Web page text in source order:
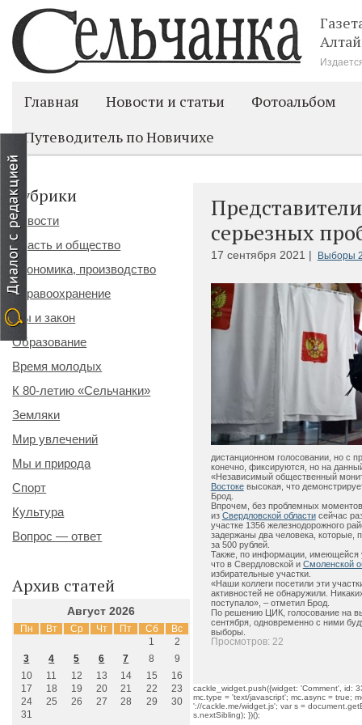
Главная Новости и статьи
Фотоальбом
Путеводитель по Новичихе
серьезных
17 сентября 2021 | Выборы
дистанционном голосовании, но с
конечно, фиксируются, но на
«Независимый общественный
Востокевысокая, что
Брод.
Впрочем, без проблемных
из Свердловской областисейчас
участке 1356 железнодорожного
задержаны два человека, которые,
за 500 рублей.
Также, по информации, имеющейся
что в Свердловской и Смоленской
избирательные участки.
«Наши коллеги посетили эти
активностей не обнаружили.
поступало», – отметил Брод.
По решению ЦИК, голосование на
сентября, одновременно с ними
выборы.
Просмотров: 22
cackle_widget.push({widget: 'Comment', id:
mc.type = 'text/javascript'; mc.async = true;
'://cackle.me/widget.js'; var s =
s.nextSibling); })();
Рубрики
Новости
Власть и общество
Экономика, производство
Здравоохранение
Мы и закон
Образование
Время молодых
К 80-летию «Сельчанки»
Земляки
Мир увлечений
Мы и природа
Спорт
Культура
Вопрос — ответ
Архив статей
Август 2026
Пн Вт Ср Чт Пт Сб Вс
1
2
3
4 5 6 7 8
9
10
11 12 13 14 15
16
17
18 19 20 21 22
23
24
25 26 27 28 29
30
31